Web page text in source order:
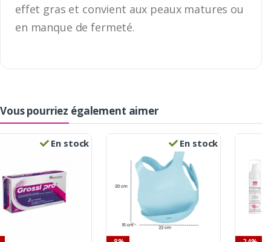
effet gras et convient aux peaux matures ou
en manque de fermeté.
Vous pourriez également aimer
En stock En stock